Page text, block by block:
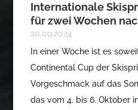
Internationale
für zwei Wochen
20.09.2024
In einer Woche ist es
Continental Cup der
Vorgeschmack auf das
das vom 4. bis 6. Oktober